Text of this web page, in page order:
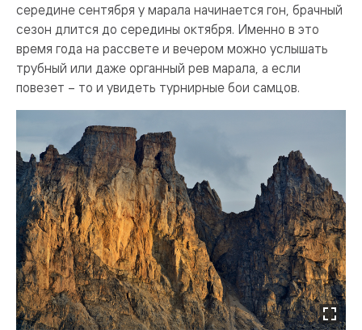
середине сентября у марала начинается гон, брачный
сезон длится до середины октября. Именно в это
время года на рассвете и вечером можно услышать
трубный или даже органный рев марала, а если
повезет – то и увидеть турнирные бои самцов.